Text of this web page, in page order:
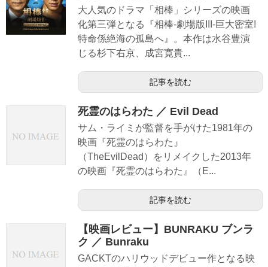
大人気のドラマ「相棒」シリーズの映画
化第三弾となる『相棒-劇場版III-巨大密室!
特命係絶海の孤島へ』。本作は水谷豊演
じる杉下右京、成宮寛貴...
記事を読む
死霊のはらわた ／ Evil Dead
サム・ライミが監督を手がけた1981年の
映画『死霊のはらわた』
（TheEvilDead）をリメイクした2013年
の映画『死霊のはらわた』（E...
記事を読む
【映画レビュー】BUNRAKU ブンラ
ク ／ Bunraku
GACKTのハリウッドデビュー作となる映